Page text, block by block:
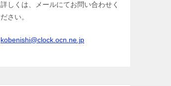
詳しくは、メールにてお問い合わせく
ださい。
kobenishi@clock.ocn.ne.jp